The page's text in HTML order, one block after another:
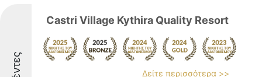
Castri Village Kythira Quality Resort
Δείτε περισσότερα >>